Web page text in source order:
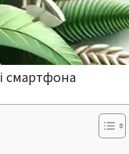
смартфона